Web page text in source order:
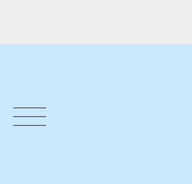
Mobile Menu Toggle